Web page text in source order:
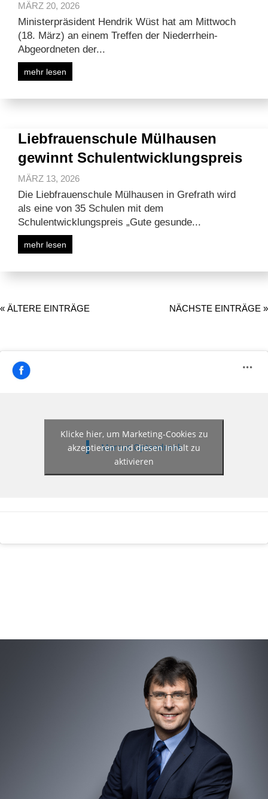
MÄRZ 20, 2026
Ministerpräsident Hendrik Wüst hat am Mittwoch
(18. März) an einem Treffen der Niederrhein-
Abgeordneten der...
mehr lesen
Liebfrauenschule Mülhausen
gewinnt Schulentwicklungspreis
MÄRZ 13, 2026
Die Liebfrauenschule Mülhausen in Grefrath wird
als eine von 35 Schulen mit dem
Schulentwicklungspreis „Gute gesunde...
mehr lesen
« ÄLTERE EINTRÄGE NÄCHSTE EINTRÄGE »
Marcus Optendrenk
Klicke hier, um Marketing-Cookies zu
akzeptieren und diesen Inhalt zu
aktivieren